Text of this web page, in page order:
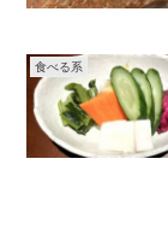
食べる系